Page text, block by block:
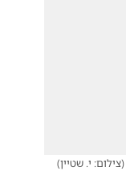
(צילום: י. שטיין)